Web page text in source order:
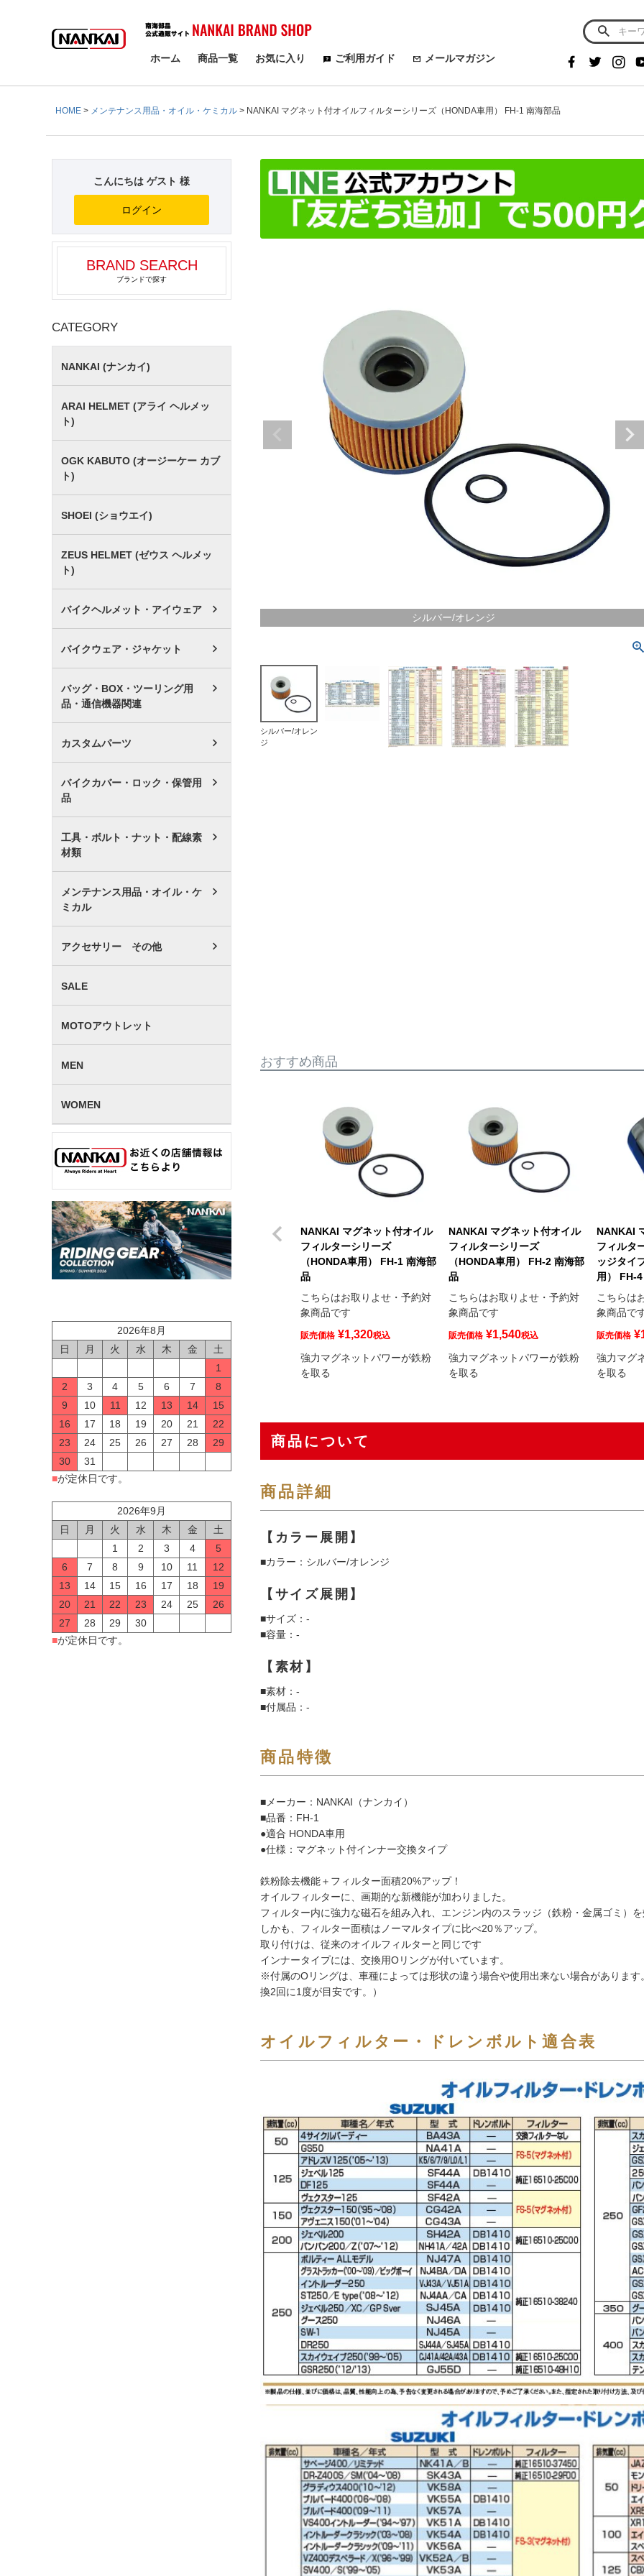
検索
ホーム 商品一覧 お気に入り ご利用ガイド メールマガジン
HOME メンテナンス用品・オイル・ケミカル NANKAI マグネット付オイルフィルターシリーズ（HONDA車用） FH-1 南海部品
こんにちは ゲスト 様
ログイン
BRAND SEARCH
ブランドで探す
CATEGORY
NANKAI (ナンカイ)
ARAI HELMET (アライ ヘルメッ
ト)
OGK KABUTO (オージーケー カブ
ト)
SHOEI (ショウエイ)
ZEUS HELMET (ゼウス ヘルメッ
ト)
バイクヘルメット・アイウェア
バイクウェア・ジャケット
バッグ・BOX・ツーリング用
品・通信機器関連
カスタムパーツ
バイクカバー・ロック・保管用
品
工具・ボルト・ナット・配線素
材類
メンテナンス用品・オイル・ケ
ミカル
アクセサリー その他
SALE
MOTOアウトレット
MEN
WOMEN
2026年8月
日
月 火 水 木 金
土
1
2
3 4 5 6 7
8
9
10 11 12 13 14
15
16
17 18 19 20 21
22
23
24 25 26 27 28
29
30
31
■が定休日です。
2026年9月
日
月 火 水 木 金
土
1
2 3 4
5
6
7 8 9 10 11
12
13
14 15 16 17 18
19
20
21 22 23 24 25
26
27
28 29
30
■が定休日です。
シルバー/オレンジ
シルバー/オレン
ジ
おすすめ商品
NANKAI マグネット付オイル
フィルターシリーズ
（HONDA車用） FH-1 南海部
品
こちらはお取りよせ・予約対
象商品です
販売価格 ¥1,320税込
強力マグネットパワーが鉄粉
を取る
NANKAI マグネット付オイル
フィルターシリーズ
（HONDA車用） FH-2 南海部
品
こちらはお取りよせ・予約対
象商品です
販売価格 ¥1,540税込
強力マグネットパワーが鉄粉
を取る
NANKAI
フィルタ
ッジタイ
用） FH-
こちらは
象商品で
販売価格 ¥
強力マグ
を取る
商品について
商品詳細
【カラー展開】
■カラー：シルバー/オレンジ
【サイズ展開】
■サイズ：-
■容量：-
【素材】
■素材：-
■付属品：-
商品特徴
■メーカー：NANKAI（ナンカイ）
■品番：FH-1
●適合 HONDA車用
●仕様：マグネット付インナー交換タイプ
鉄粉除去機能＋フィルター面積20%アップ！
オイルフィルターに、画期的な新機能が加わりました。
フィルター内に強力な磁石を組み入れ、エンジン内のスラッジ（鉄粉・金属ゴミ）を
しかも、フィルター面積はノーマルタイプに比べ20％アップ。
取り付けは、従来のオイルフィルターと同じです
インナータイプには、交換用Oリングが付いています。
※付属のOリングは、車種によっては形状の違う場合や使用出来ない場合がありま
換2回に1度が目安です。）
オイルフィルター・ドレンボルト適合表